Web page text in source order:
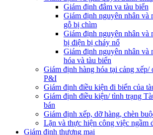
Giám định đâm va tàu biển
Giám định nguyên nhân và
gỗ bị chìm
Giám định nguyên nhân và
bị điện bị cháy nổ
Giám định nguyên nhân và
hóa và tàu biển
Giám định hàng hóa tại cảng xếp/
P&I
Giám định điều kiện đi biển của
Giám định điều kiện/ tình trạng
bán
Giám định xếp, dỡ hàng, chèn
Lặn và thực hiện công việc ngầm
Giám định thương mại